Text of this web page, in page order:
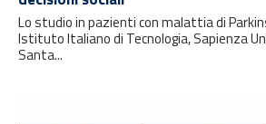
Lo studio in pazienti con malattia di
Istituto Italiano di Tecnologia, Sapienza
Santa...